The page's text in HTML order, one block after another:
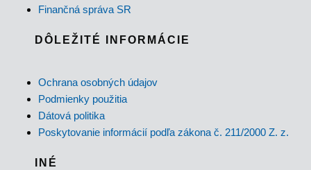
Finančná správa SR
DÔLEŽITÉ INFORMÁCIE
Ochrana osobných údajov
Podmienky použitia
Dátová politika
Poskytovanie informácií podľa zákona č. 211/2000 Z. z.
INÉ